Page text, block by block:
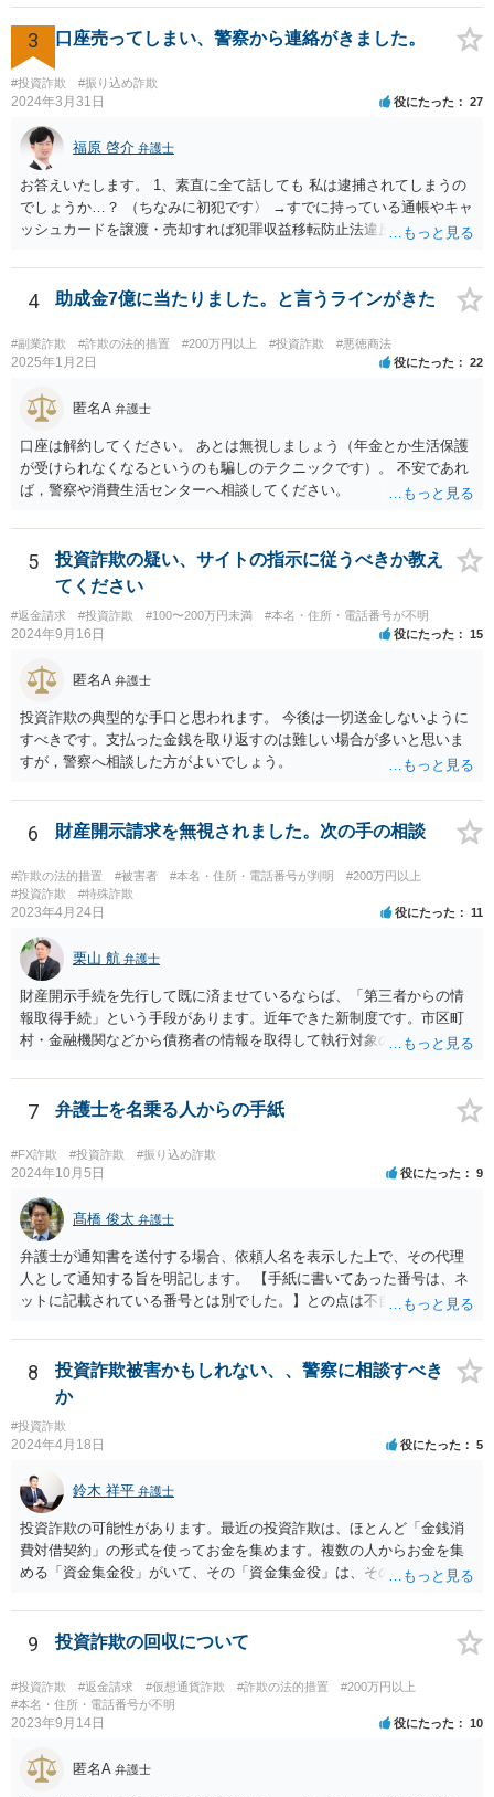
ることは、損失の拡大を防ぐために極めて合理的な判断といえます。
今からでも遅くありませんので、速やかに弁護士へ相談されることを
強く推奨いたします。
問題があります。 ＞二次被害にあった場合、日弁連に相談したらいい
ですか？ 日弁連というより、担当弁護士が所属している弁護士会に相
談するとよいでしょう。 ＜参照：民法＞ （受任者による報告） 第６
４５条 受任者は、委任者の請求があるときは、いつでも委任事務の
処理の状況を報告し、委任が終了した後は、遅滞なくその経過及び結
果を報告しなければならない。
3 口座売ってしまい、警察から連絡がきました。
#投資詐欺 #振り込め詐欺
2024年3月31日 役にたった 27
福原 啓介 弁護士
お答えいたします。 1、素直に全て話しても 私は逮捕されてしまうの
でしょうか…？ （ちなみに初犯です〉 →すでに持っている通帳やキャ
ッシュカードを譲渡・売却すれば犯罪収益移転防止法違反に、譲渡・
で、本当に銀行口座を売る行為が犯罪行為であることを認識して行っ
た又は認識しうる状況で行ったものであれば、素直に認めた方がいい
ことを知らずに売却譲渡した場合は、もちろん認めるという選択肢も
ありますが、沈黙を守るという選択肢もあることを念頭に置いていた
が、捜査機関において罪証隠滅の恐れや逃亡の恐れがある等の事由が
としてもその可能性は変わりません。 2、京都まで行かなきゃ行けな
い事はありますか？ →捜査を担当する警察署が京都の警察署であれ
ば、京都まで行く可能性もありますが、京都の警察官がご相談者様の
と相談することをおすすめします。
4 助成金7億に当たりました。と言うラインがきた
#副業詐欺 #詐欺の法的措置 #200万円以上 #投資詐欺 #悪徳商法
2025年1月2日 役にたった 22
匿名A 弁護士
口座は解約してください。 あとは無視しましょう（年金とか生活保護
が受けられなくなるというのも騙しのテクニックです）。 不安であれ
ば，警察や消費生活センターへ相談してください。
5
投資詐欺の疑い、サイトの指示に従うべきか教え
てください
#返金請求 #投資詐欺 #100〜200万円未満 #本名・住所・電話番号が不明
2024年9月16日 役にたった 15
匿名A 弁護士
投資詐欺の典型的な手口と思われます。 今後は一切送金しないように
すべきです。支払った金銭を取り返すのは難しい場合が多いと思いま
すが，警察へ相談した方がよいでしょう。
6 財産開示請求を無視されました。次の手の相談
#詐欺の法的措置 #被害者 #本名・住所・電話番号が判明
#200万円以上
#投資詐欺
#特殊詐欺
2023年4月24日 役にたった 11
栗山 航 弁護士
財産開示手続を先行して既に済ませているならば、「第三者からの情
報取得手続」という手段があります。近年できた新制度です。市区町
村・金融機関などから債務者の情報を取得して執行対象の財産を探す
情報、②預貯金情報、③株式情報、④勤務先（給与の支給者）情報で
す。もっとも、④勤務先情報が取得できるのは、相談者様の債権が、
請求権である場合に限られます。 申立には、定められた要件を満た
すことが必要ですので、具体的には弁護士に相談されるかご自身でお
調べになると良いと思います。
7 弁護士を名乗る人からの手紙
#FX詐欺 #投資詐欺 #振り込め詐欺
2024年10月5日 役にたった 9
髙橋 俊太 弁護士
弁護士が通知書を送付する場合、依頼人名を表示した上で、その代理
人として通知する旨を明記します。 【手紙に書いてあった番号は、ネ
ットに記載されている番号とは別でした。】との点は不自然ではある
護士検索でその弁護士を検索し、そこに記載されている電話番号に連
絡をして、通知書の内容等について確認をしてみるとよいでしょう。
8
投資詐欺被害かもしれない、、警察に相談すべき
か
#投資詐欺
2024年4月18日 役にたった 5
鈴木 祥平 弁護士
投資詐欺の可能性があります。最近の投資詐欺は、ほとんど「金銭消
費対借契約」の形式を使ってお金を集めます。複数の人からお金を集
める「資金集金役」がいて、その「資金集金役」は、その先の「投資
初は、数回、配当を支払うことをします。それによって、相手方を信
頼させて、追加の投資をさせる場合があります。しばらくすると、
ってきます。しばらく、だいたい、みなさん暫く待ちますが、結局返
ってきません。もう待てなくなって、「資金集金役」から回収をしよ
うとしても、「資金集金役」にはお金がありませんし、訴訟を提起し
判に勝訴しても、その「資金集金役」には財産がないので回収をする
9 投資詐欺の回収について
#投資詐欺 #返金請求 #仮想通貨詐欺 #詐欺の法的措置
#200万円以上
#本名・住所・電話番号が不明
2023年9月14日 役にたった 10
匿名A 弁護士